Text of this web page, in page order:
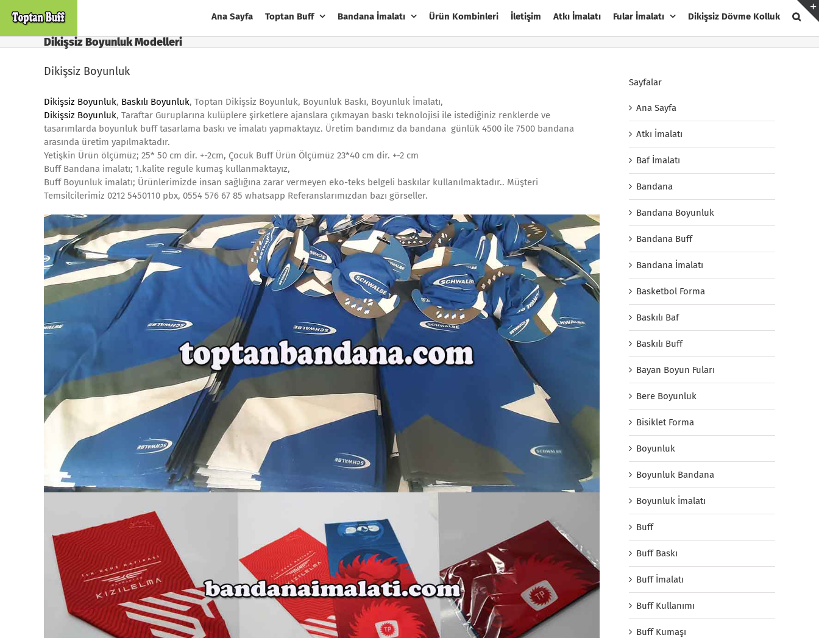
Ana Sayfa Toptan Buff Bandana İmalatı Ürün Kombinleri İletişim Atkı İmalatı Fular İmalatı Dikişsiz Dövme Kolluk
Dikişsiz Boyunluk Modelleri
Dikişsiz Boyunluk
Dikişsiz Boyunluk, Baskılı Boyunluk, Toptan Dikişsiz Boyunluk, Boyunluk Baskı, Boyunluk İmalatı,
Dikişsiz Boyunluk, Taraftar Guruplarına kulüplere şirketlere ajanslara çıkmayan baskı teknolojisi ile istediğiniz renklerde ve
tasarımlarda boyunluk buff tasarlama baskı ve imalatı yapmaktayız. Üretim bandımız da bandana günlük 4500 ile 7500 bandana
arasında üretim yapılmaktadır.
Yetişkin Ürün ölçümüz; 25* 50 cm dir. +-2cm, Çocuk Buff Ürün Ölçümüz 23*40 cm dir. +-2 cm
Buff Bandana imalatı; 1.kalite regule kumaş kullanmaktayız,
Buff Boyunluk imalatı; Ürünlerimizde insan sağlığına zarar vermeyen eko-teks belgeli baskılar kullanılmaktadır.. Müşteri
Temsilcilerimiz 0212 5450110 pbx, 0554 576 67 85 whatsapp Referanslarımızdan bazı görseller.
Sayfalar
Ana Sayfa
Atkı İmalatı
Baf İmalatı
Bandana
Bandana Boyunluk
Bandana Buff
Bandana İmalatı
Basketbol Forma
Baskılı Baf
Baskılı Buff
Bayan Boyun Fuları
Bere Boyunluk
Bisiklet Forma
Boyunluk
Boyunluk Bandana
Boyunluk İmalatı
Buff
Buff Baskı
Buff İmalatı
Buff Kullanımı
Buff Kumaşı